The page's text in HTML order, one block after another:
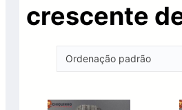
crescente